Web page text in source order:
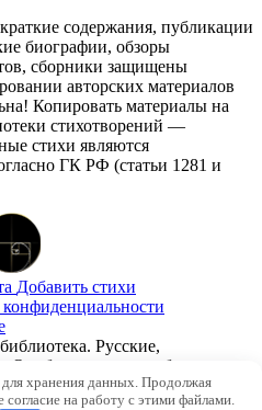
содержания, публикации
биографии, обзоры
сборники защищены
авторских материалов
Копировать материалы на
стихотворений —
стихи являются
ГК РФ (статьи 1281 и
Добавить стихи
Русские,
Опубликованы и публикуем
Каждый может опубликовать у
хранения данных. Продолжая
согласие на работу с этими файлами.